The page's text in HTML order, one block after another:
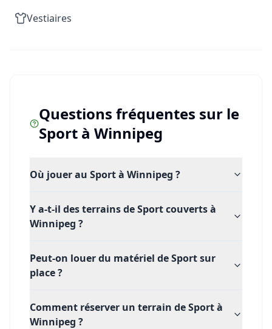
padel unique au cœur de Winnipeg, boostez votre
forme et amusez-vous sur le court. Prenez votre
raquette et rejoignez le mouvement !
Vestiaires
Questions fréquentes sur le
Sportà Winnipeg
Où jouer au Sport à Winnipeg ?
Y a-t-il des terrains de Sport couverts à
Winnipeg ?
Peut-on louer du matériel de Sport sur
place ?
Comment réserver un terrain de Sport à
Winnipeg ?